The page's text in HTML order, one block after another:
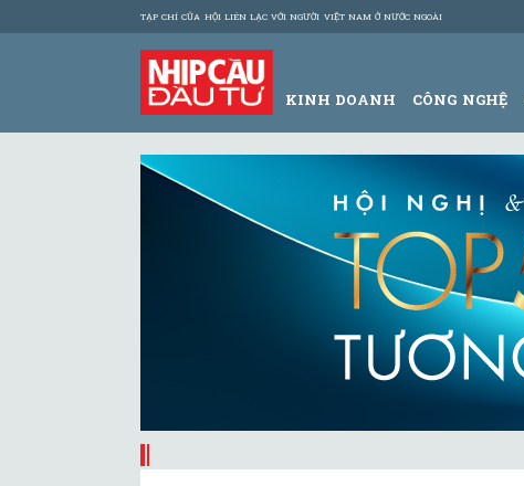
TẠP CHÍ CỦA HỘI LIÊN LẠC VỚI NGƯỜI VIỆT NAM Ở NƯỚC NGOÀI
KINH DOANH CÔNG NGHỆ